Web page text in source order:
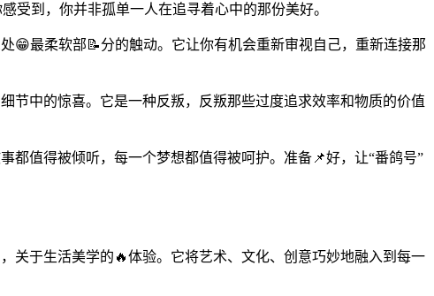
受到，你并非孤单一人在追寻着心中的那份美好。
😁最柔软部📝分的触动。它让你有机会重新审视自己，重新连接那
节中的惊喜。它是一种反叛，反叛那些过度追求效率和物质的价值
都值得被倾听，每一个梦想都值得被呵护。准备📌好，让“番鸽号”
关于生活美学的🔥体验。它将艺术、文化、创意巧妙地融入到每一